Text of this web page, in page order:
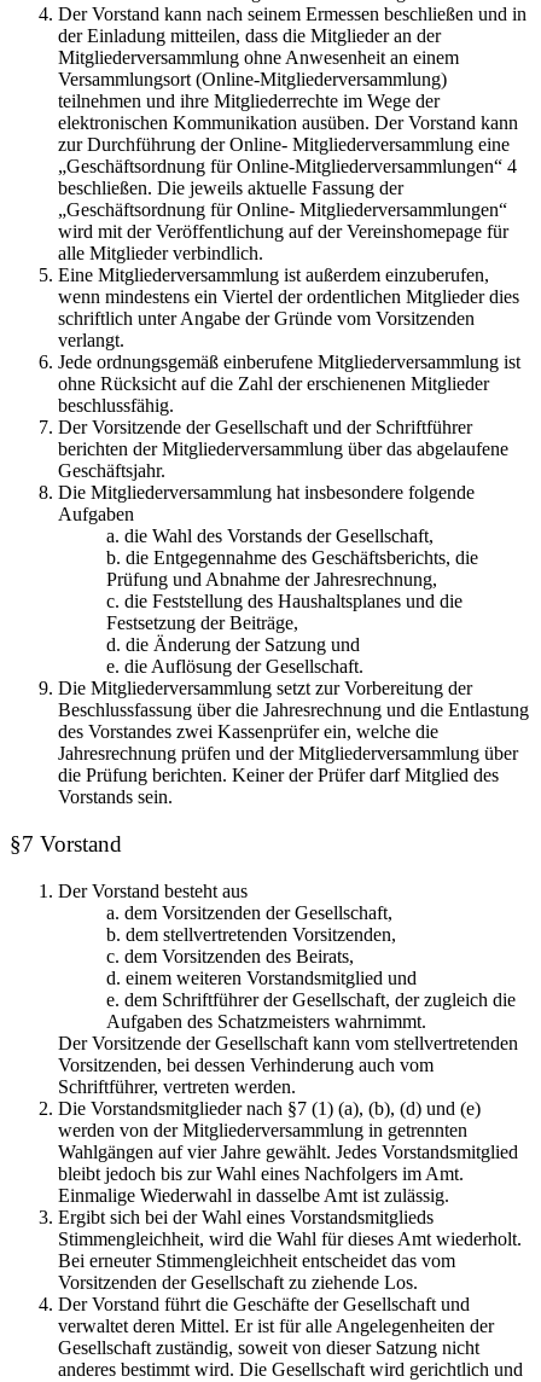
Der Vorstand kann nach seinem Ermessen beschließen und in
der Einladung mitteilen, dass die Mitglieder an der
Mitgliederversammlung ohne Anwesenheit an einem
Versammlungsort (Online-Mitgliederversammlung)
teilnehmen und ihre Mitgliederrechte im Wege der
elektronischen Kommunikation ausüben. Der Vorstand kann
zur Durchführung der Online- Mitgliederversammlung eine
„Geschäftsordnung für Online-Mitgliederversammlungen“ 4
beschließen. Die jeweils aktuelle Fassung der
„Geschäftsordnung für Online- Mitgliederversammlungen“
wird mit der Veröffentlichung auf der Vereinshomepage für
alle Mitglieder verbindlich.
Eine Mitgliederversammlung ist außerdem einzuberufen,
wenn mindestens ein Viertel der ordentlichen Mitglieder dies
schriftlich unter Angabe der Gründe vom Vorsitzenden
verlangt.
Jede ordnungsgemäß einberufene Mitgliederversammlung ist
ohne Rücksicht auf die Zahl der erschienenen Mitglieder
beschlussfähig.
Der Vorsitzende der Gesellschaft und der Schriftführer
berichten der Mitgliederversammlung über das abgelaufene
Geschäftsjahr.
Die Mitgliederversammlung hat insbesondere folgende
Aufgaben
a. die Wahl des Vorstands der Gesellschaft,
b. die Entgegennahme des Geschäftsberichts, die
Prüfung und Abnahme der Jahresrechnung,
c. die Feststellung des Haushaltsplanes und die
Festsetzung der Beiträge,
d. die Änderung der Satzung und
e. die Auflösung der Gesellschaft.
Die Mitgliederversammlung setzt zur Vorbereitung der
Beschlussfassung über die Jahresrechnung und die Entlastung
des Vorstandes zwei Kassenprüfer ein, welche die
Jahresrechnung prüfen und der Mitgliederversammlung über
die Prüfung berichten. Keiner der Prüfer darf Mitglied des
Vorstands sein.
§7 Vorstand
Der Vorstand besteht aus
a. dem Vorsitzenden der Gesellschaft,
b. dem stellvertretenden Vorsitzenden,
c. dem Vorsitzenden des Beirats,
d. einem weiteren Vorstandsmitglied und
e. dem Schriftführer der Gesellschaft, der zugleich die
Aufgaben des Schatzmeisters wahrnimmt.
Der Vorsitzende der Gesellschaft kann vom stellvertretenden
Vorsitzenden, bei dessen Verhinderung auch vom
Schriftführer, vertreten werden.
Die Vorstandsmitglieder nach §7 (1) (a), (b), (d) und (e)
werden von der Mitgliederversammlung in getrennten
Wahlgängen auf vier Jahre gewählt. Jedes Vorstandsmitglied
bleibt jedoch bis zur Wahl eines Nachfolgers im Amt.
Einmalige Wiederwahl in dasselbe Amt ist zulässig.
Ergibt sich bei der Wahl eines Vorstandsmitglieds
Stimmengleichheit, wird die Wahl für dieses Amt wiederholt.
Bei erneuter Stimmengleichheit entscheidet das vom
Vorsitzenden der Gesellschaft zu ziehende Los.
Der Vorstand führt die Geschäfte der Gesellschaft und
verwaltet deren Mittel. Er ist für alle Angelegenheiten der
Gesellschaft zuständig, soweit von dieser Satzung nicht
anderes bestimmt wird. Die Gesellschaft wird gerichtlich und